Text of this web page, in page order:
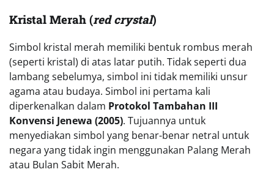
Kristal Merah (red crystal)
Simbol kristal merah memiliki bentuk rombus merah
(seperti kristal) di atas latar putih. Tidak seperti dua
lambang sebelumya, simbol ini tidak memiliki unsur
agama atau budaya. Simbol ini pertama kali
diperkenalkan dalam Protokol Tambahan III
Konvensi Jenewa (2005). Tujuannya untuk
menyediakan simbol yang benar-benar netral untuk
negara yang tidak ingin menggunakan Palang Merah
atau Bulan Sabit Merah.